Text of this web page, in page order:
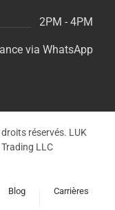
2PM - 4PM
via WhatsApp
réservés. LUK
LLC
Blog Carrières